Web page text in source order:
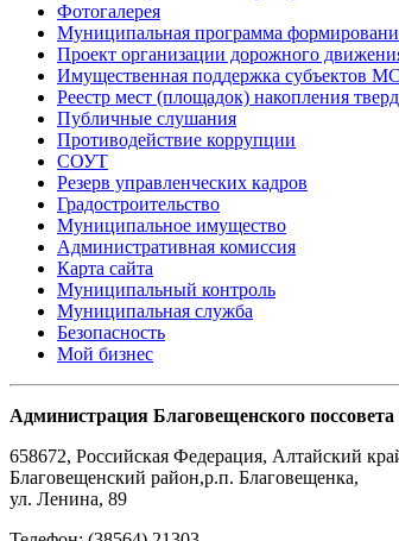
Фотогалерея
Муниципальная программа
Проект организации дорожного
Имущественная поддержка субъектов
Реестр мест (площадок) накопления
Публичные слушания
Противодействие коррупции
СОУТ
Резерв управленческих кадров
Градостроительство
Муниципальное имущество
Административная комиссия
Карта сайта
Муниципальный контроль
Муниципальная служба
Безопасность
Мой бизнес
Администрация Благовещенского
658672, Российская Федерация, Алтайский
Благовещенский район,р.п. Благовещенка,
ул. Ленина, 89